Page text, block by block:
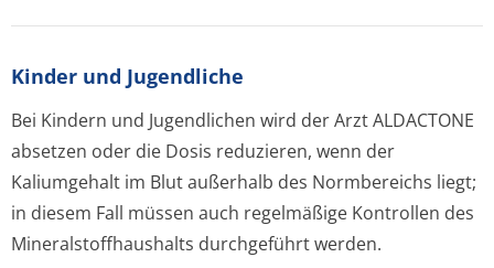
Kinder und Jugendliche
Bei Kindern und Jugendlichen wird der Arzt ALDACTONE
absetzen oder die Dosis reduzieren, wenn der
Kaliumgehalt im Blut außerhalb des Normbereichs liegt;
in diesem Fall müssen auch regelmäßige Kontrollen des
Mineralstoffhau­shalts durchgeführt werden.